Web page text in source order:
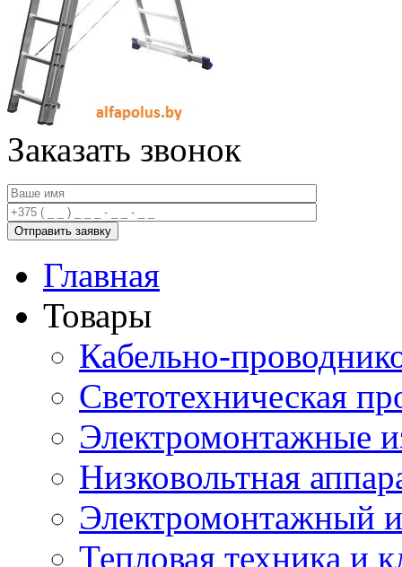
Заказать звонок
Главная
Товары
Кабельно-
Светотехническая
Электромонтажные
Низковольтная
Электромонтажный
Тепловая техника и